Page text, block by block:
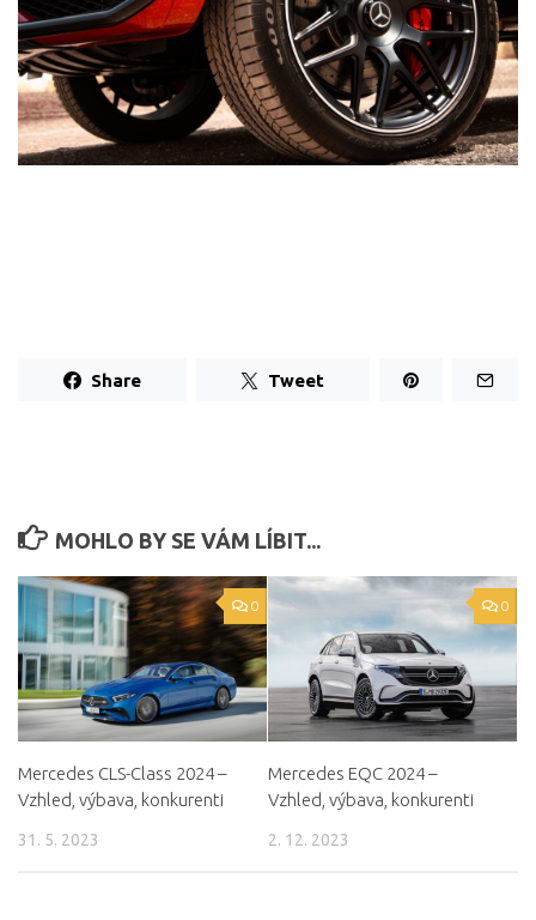
Share Tweet
MOHLO BY SE VÁM LÍBIT...
0
Mercedes CLS-Class 2024 –
Vzhled, výbava, konkurenti
31. 5. 2023
0
Mercedes EQC 2024 –
Vzhled, výbava, konkurenti
2. 12. 2023